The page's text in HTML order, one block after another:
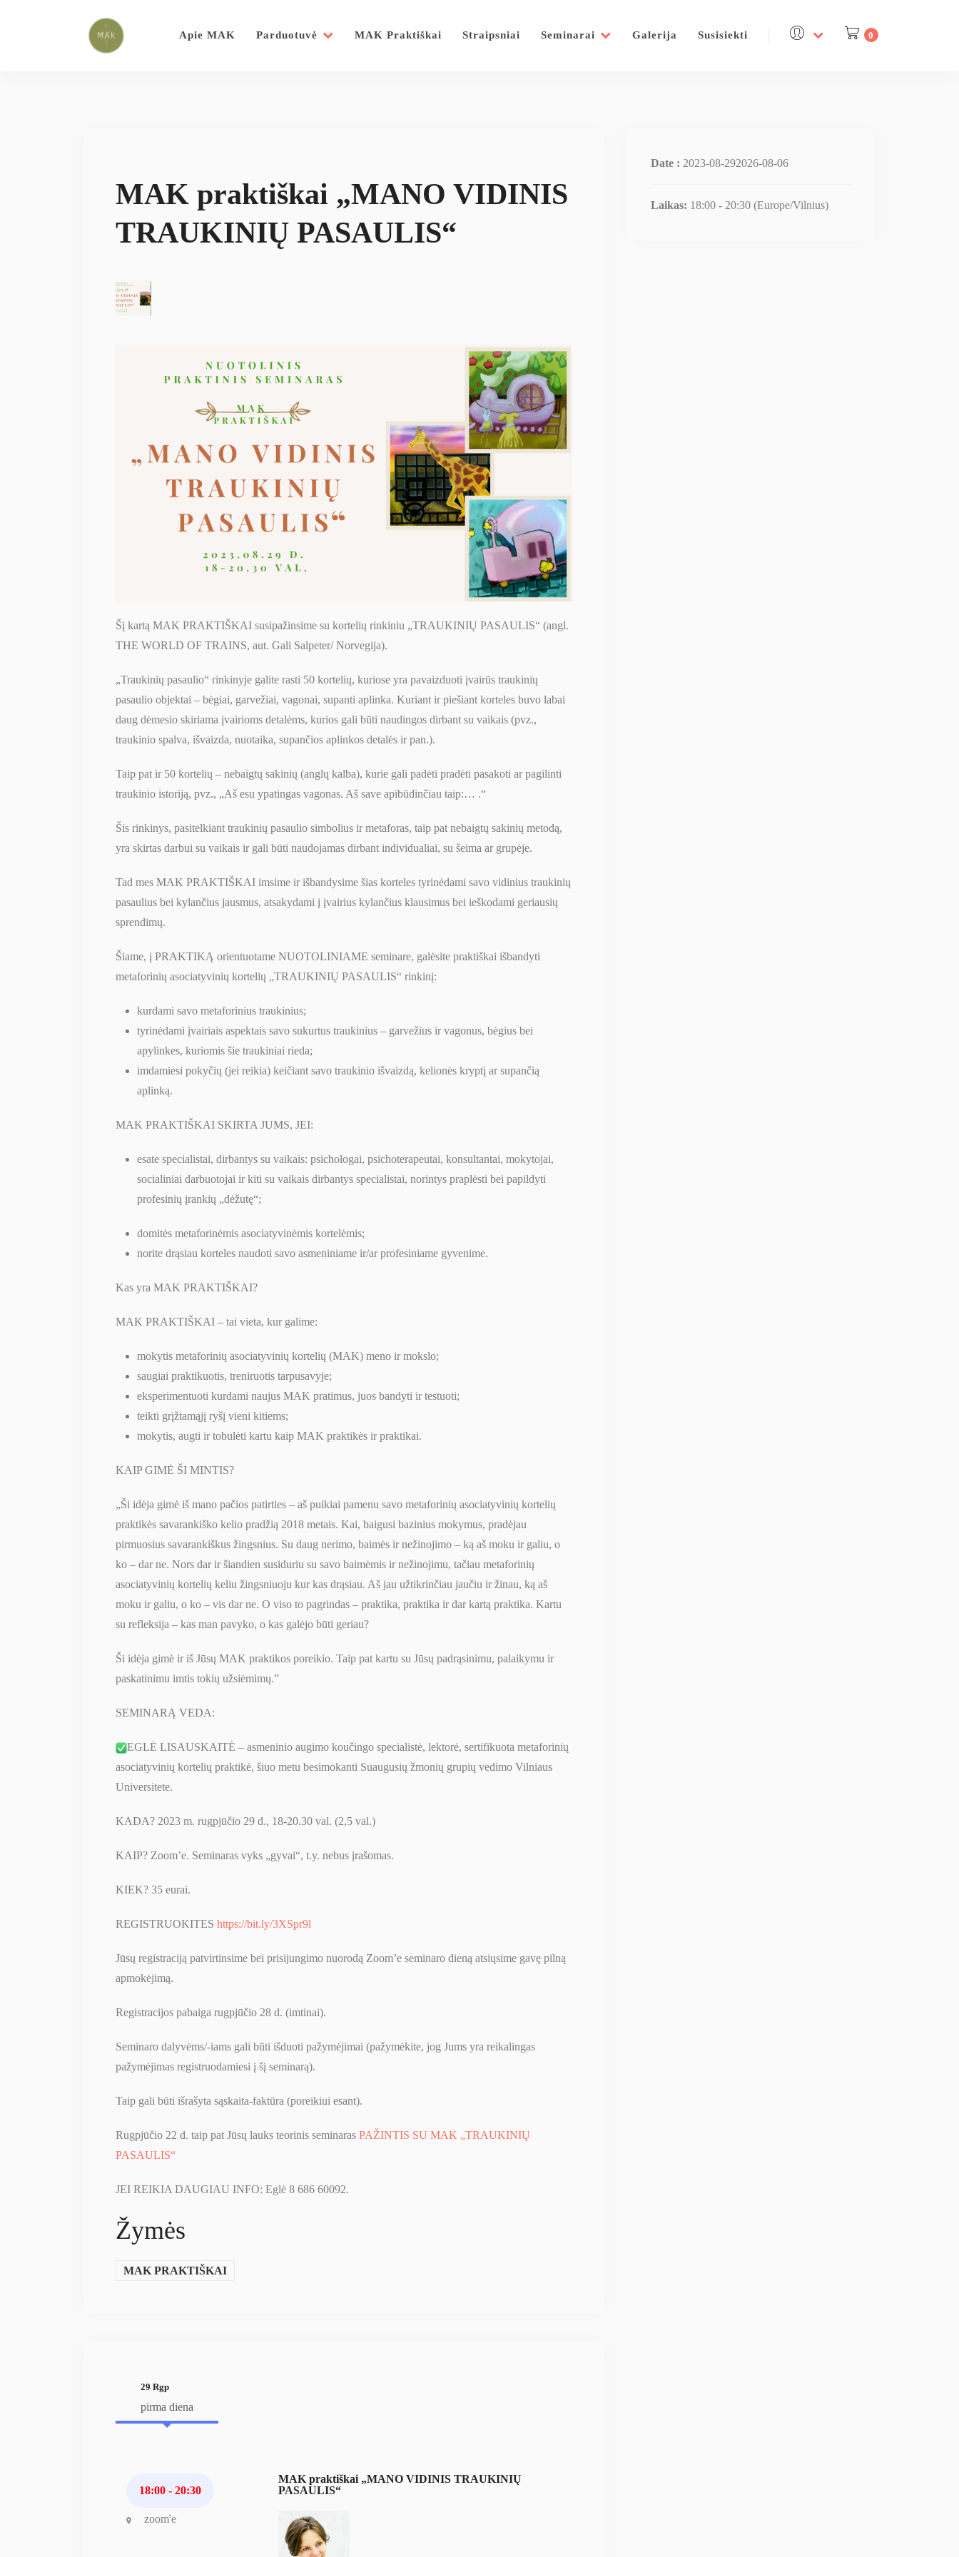
Apie MAK Parduotuvė MAK Praktiškai Straipsniai Seminarai Galerija Susisiekti 0
MAK praktiškai „MANO VIDINIS
TRAUKINIŲ PASAULIS“
Šį kartą MAK PRAKTIŠKAI susipažinsime su kortelių rinkiniu „TRAUKINIŲ PASAULIS“ (angl.
THE WORLD OF TRAINS, aut. Gali Salpeter/ Norvegija).
„Traukinių pasaulio“ rinkinyje galite rasti 50 kortelių, kuriose yra pavaizduoti įvairūs traukinių
pasaulio objektai – bėgiai, garvežiai, vagonai, supanti aplinka. Kuriant ir piešiant korteles buvo labai
daug dėmesio skiriama įvairioms detalėms, kurios gali būti naudingos dirbant su vaikais (pvz.,
traukinio spalva, išvaizda, nuotaika, supančios aplinkos detalės ir pan.).
Taip pat ir 50 kortelių – nebaigtų sakinių (anglų kalba), kurie gali padėti pradėti pasakoti ar pagilinti
traukinio istoriją, pvz., „Aš esu ypatingas vagonas. Aš save apibūdinčiau taip:… .“
Šis rinkinys, pasitelkiant traukinių pasaulio simbolius ir metaforas, taip pat nebaigtų sakinių metodą,
yra skirtas darbui su vaikais ir gali būti naudojamas dirbant individualiai, su šeima ar grupėje.
Tad mes MAK PRAKTIŠKAI imsime ir išbandysime šias korteles tyrinėdami savo vidinius traukinių
pasaulius bei kylančius jausmus, atsakydami į įvairius kylančius klausimus bei ieškodami geriausių
sprendimų.
Šiame, į PRAKTIKĄ orientuotame NUOTOLINIAME seminare, galėsite praktiškai išbandyti
metaforinių asociatyvinių kortelių „TRAUKINIŲ PASAULIS“ rinkinį:
kurdami savo metaforinius traukinius;
tyrinėdami įvairiais aspektais savo sukurtus traukinius – garvežius ir vagonus, bėgius bei
apylinkes, kuriomis šie traukiniai rieda;
imdamiesi pokyčių (jei reikia) keičiant savo traukinio išvaizdą, kelionės kryptį ar supančią
aplinką.
MAK PRAKTIŠKAI SKIRTA JUMS, JEI:
esate specialistai, dirbantys su vaikais: psichologai, psichoterapeutai, konsultantai, mokytojai,
socialiniai darbuotojai ir kiti su vaikais dirbantys specialistai, norintys praplėsti bei papildyti
profesinių įrankių „dėžutę“;
domitės metaforinėmis asociatyvinėmis kortelėmis;
norite drąsiau korteles naudoti savo asmeniniame ir/ar profesiniame gyvenime.
Kas yra MAK PRAKTIŠKAI?
MAK PRAKTIŠKAI – tai vieta, kur galime:
mokytis metaforinių asociatyvinių kortelių (MAK) meno ir mokslo;
saugiai praktikuotis, treniruotis tarpusavyje;
eksperimentuoti kurdami naujus MAK pratimus, juos bandyti ir testuoti;
teikti grįžtamąjį ryšį vieni kitiems;
mokytis, augti ir tobulėti kartu kaip MAK praktikės ir praktikai.
KAIP GIMĖ ŠI MINTIS?
„Ši idėja gimė iš mano pačios patirties – aš puikiai pamenu savo metaforinių asociatyvinių kortelių
praktikės savarankiško kelio pradžią 2018 metais. Kai, baigusi bazinius mokymus, pradėjau
pirmuosius savarankiškus žingsnius. Su daug nerimo, baimės ir nežinojimo – ką aš moku ir galiu, o
ko – dar ne. Nors dar ir šiandien susiduriu su savo baimėmis ir nežinojimu, tačiau metaforinių
asociatyvinių kortelių keliu žingsniuoju kur kas drąsiau. Aš jau užtikrinčiau jaučiu ir žinau, ką aš
moku ir galiu, o ko – vis dar ne. O viso to pagrindas – praktika, praktika ir dar kartą praktika. Kartu
su refleksija – kas man pavyko, o kas galėjo būti geriau?
Ši idėja gimė ir iš Jūsų MAK praktikos poreikio. Taip pat kartu su Jūsų padrąsinimu, palaikymu ir
paskatinimu imtis tokių užsiėmimų.”
SEMINARĄ VEDA:
EGLĖ LISAUSKAITĖ – asmeninio augimo koučingo specialistė, lektorė, sertifikuota metaforinių
asociatyvinių kortelių praktikė, šiuo metu besimokanti Suaugusių žmonių grupių vedimo Vilniaus
Universitete.
KADA? 2023 m. rugpjūčio 29 d., 18-20.30 val. (2,5 val.)
KAIP? Zoom’e. Seminaras vyks „gyvai“, t.y. nebus įrašomas.
KIEK? 35 eurai.
REGISTRUOKITES https://bit.ly/3XSpr9l
Jūsų registraciją patvirtinsime bei prisijungimo nuorodą Zoom’e seminaro dieną atsiųsime gavę pilną
apmokėjimą.
Registracijos pabaiga rugpjūčio 28 d. (imtinai).
Seminaro dalyvėms/-iams gali būti išduoti pažymėjimai (pažymėkite, jog Jums yra reikalingas
pažymėjimas registruodamiesi į šį seminarą).
Taip gali būti išrašyta sąskaita-faktūra (poreikiui esant).
Rugpjūčio 22 d. taip pat Jūsų lauks teorinis seminaras PAŽINTIS SU MAK „TRAUKINIŲ
PASAULIS“
JEI REIKIA DAUGIAU INFO: Eglė 8 686 60092.
Žymės
MAK PRAKTIŠKAI
29 Rgp
pirma diena
18:00 - 20:30
zoom'e
MAK praktiškai „MANO VIDINIS TRAUKINIŲ
PASAULIS“
Date : 2023-08-292026-08-06
Laikas: 18:00 - 20:30 (Europe/Vilnius)